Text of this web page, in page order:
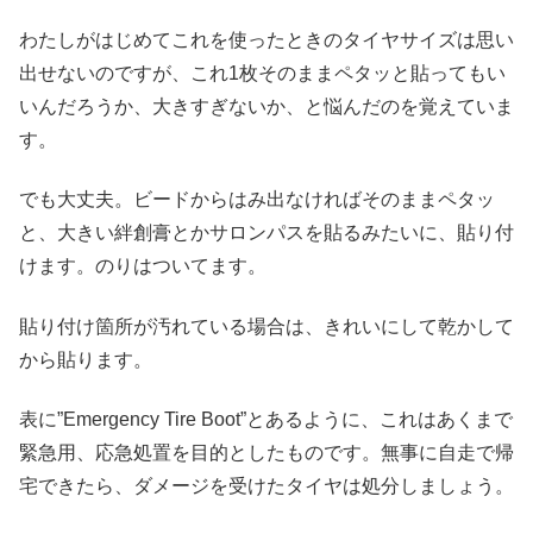
わたしがはじめてこれを使ったときのタイヤサイズは思い
出せないのですが、これ1枚そのままペタッと貼ってもい
いんだろうか、大きすぎないか、と悩んだのを覚えていま
す。
でも大丈夫。ビードからはみ出なければそのままペタッ
と、大きい絆創膏とかサロンパスを貼るみたいに、貼り付
けます。のりはついてます。
貼り付け箇所が汚れている場合は、きれいにして乾かして
から貼ります。
表に”Emergency Tire Boot”とあるように、これはあくまで
緊急用、応急処置を目的としたものです。無事に自走で帰
宅できたら、ダメージを受けたタイヤは処分しましょう。